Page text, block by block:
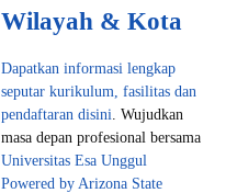
Wilayah & Kota
Dapatkan informasi lengkap
seputar kurikulum, fasilitas dan
pendaftaran disini . Wujudkan
masa depan profesional bersama
Universitas Esa Unggul
Powered by Arizona State